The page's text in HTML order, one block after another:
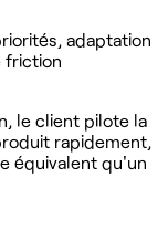
adaptation
friction
le client pilote la
rapidement,
équivalent qu'un